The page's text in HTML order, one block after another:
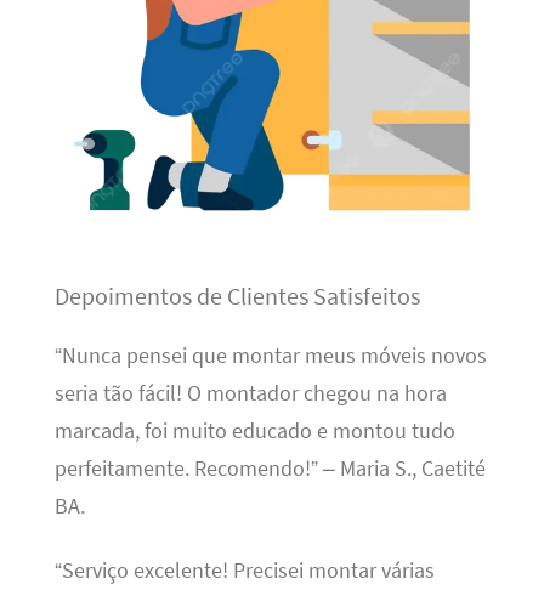
Depoimentos de Clientes Satisfeitos
“Nunca pensei que montar meus móveis novos
seria tão fácil! O montador chegou na hora
marcada, foi muito educado e montou tudo
perfeitamente. Recomendo!” – Maria S., Caetité
BA.
“Serviço excelente! Precisei montar várias